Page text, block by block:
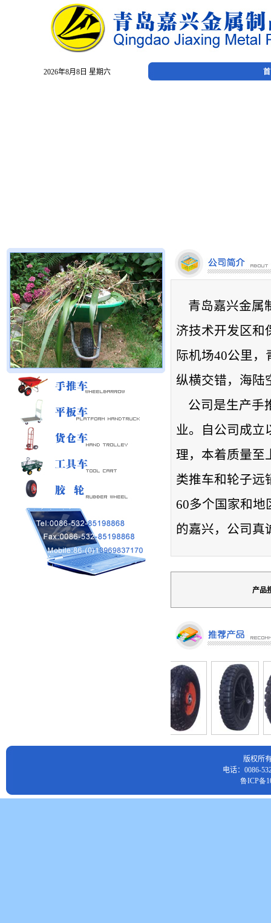
2026年8月8日 星期六
青岛嘉兴金属
济技术开发区和
际机场40公里
纵横交错，海陆
公司是生产手
业。自公司成立
理，本着质量至
类推车和轮子远
60多个国家和地
的嘉兴，公司真
产品
版权所
电话：0086-
鲁ICP备